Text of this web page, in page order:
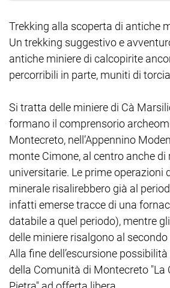
Trekking alla scoperta di antiche
Un trekking suggestivo e
antiche miniere di calcopirite
percorribili in parte, muniti di
Si tratta delle miniere di Cà
formano il comprensorio
Montecreto, nell’Appennino
monte Cimone, al centro anche di
universitarie. Le prime operazioni
minerale risalirebbero già al
infatti emerse tracce di una
databile a quel periodo), mentre
delle miniere risalgono al
Alla fine dell’escursione
della Comunità di Montecreto "La